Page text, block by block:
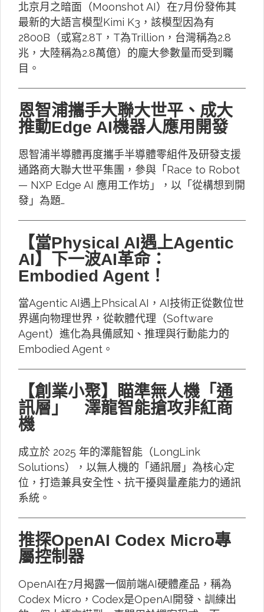
北京月之暗面（Moonshot AI）在7月份發佈其
最新的大語言模型Kimi K3，該模型因為有
2800B（或寫2.8T，T為Trillion，台灣稱為2.8
兆，大陸稱為2.8萬億）的龐大參數量而受到矚
目。
恩智浦攜手大聯大世平、成大
推動Edge AI機器人應用開發
恩智浦半導體再度攜手半導體零組件及研發支援
通路商大聯大世平集團，參與「Race to Robot
— NXP Edge AI 應用工作坊」，以「從構想到開
發」為題…
【當Physical AI遇上Agentic
AI】下一波AI革命：
Embodied Agent！
當Agentic AI遇上Phsical AI，AI技術正從數位世
界邁向物理世界，從軟體代理（Software
Agent）進化為具備感知、推理與行動能力的
Embodied Agent。
【創業小聚】瞄準無人機「通
訊層」 澤龍智能搶攻非紅商
機
成立於 2025 年的澤龍智能（LongLink
Solutions），以無人機的「通訊層」為核心定
位，打造兼具安全性、抗干擾與量產能力的通訊
系統。
推探OpenAI Codex Micro專
屬控制器
OpenAI在7月揭露一個前端AI硬體產品，稱為
Codex Micro，Codex是OpenAI開發、訓練出